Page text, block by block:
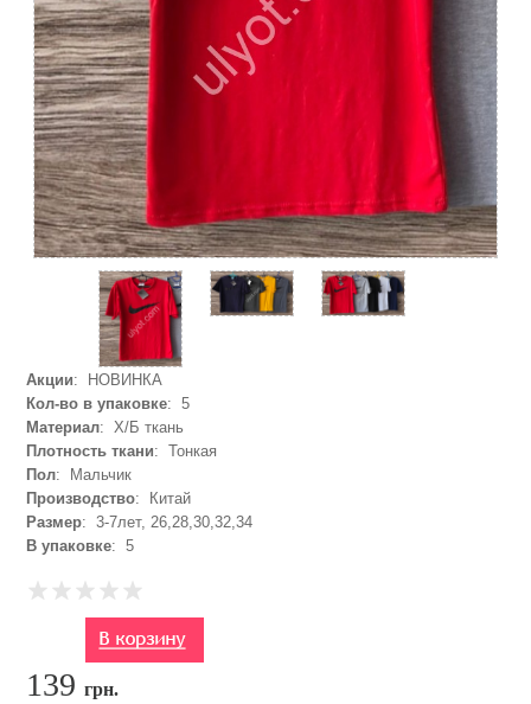
Акции: НОВИНКА
Кол-во в упаковке: 5
Материал: Х/Б ткань
Плотность ткани: Тонкая
Пол: Мальчик
Производство: Китай
Размер: 3-7лет, 26,28,30,32,34
В упаковке: 5
139грн.